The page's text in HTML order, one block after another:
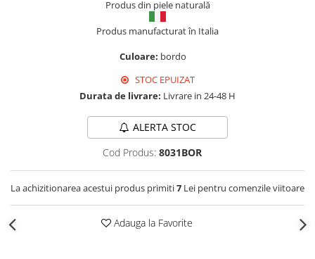
Produs din piele naturală
Produs manufacturat în Italia
Culoare: bordo
STOC EPUIZAT
Durata de livrare: Livrare in 24-48 H
ALERTA STOC
Cod Produs: 8031BOR
La achizitionarea acestui produs primiti7 Lei pentru comenzile viitoare
Adauga la Favorite